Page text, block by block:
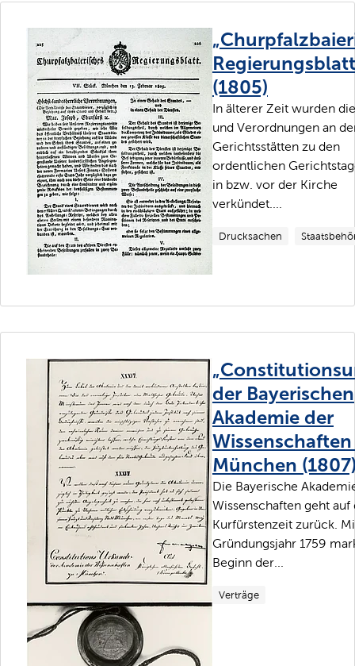
(1805)
In älterer Zeit wurden
und Verordnungen an
Gerichtsstätten zu den
ordentlichen
in bzw. vor der Kirche
verkündet....
Drucksachen
der Bayerischen
Akademie der
München
Die Bayerische
Wissenschaften geht auf
Kurfürstenzeit zurück.
Gründungsjahr 1759
Beginn der...
Verträge